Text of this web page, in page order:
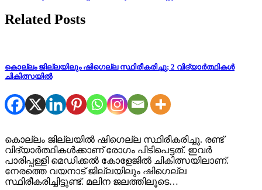
Related Posts
കൊല്ലം ജില്ലയിലും ഷിഗെല്ല സ്ഥിരീകരിച്ചു; 2 വിദ്യാർത്ഥികൾ
ചികിത്സയിൽ
കൊല്ലം ജില്ലയിൽ ഷി​ഗെല്ല സ്ഥിരീകരിച്ചു. രണ്ട്
വിദ്യാർത്ഥികൾക്കാണ് രോഗം പിടിപെട്ടത്. ഇവർ
പാരിപ്പള്ളി മെഡിക്കൽ കോളേജിൽ ചികിത്സയിലാണ്.
നേരത്തെ വയനാട് ജില്ലയിലും ഷി​ഗെല്ല
സ്ഥിരീകരിച്ചിട്ടുണ്ട്. മലിന ജലത്തിലൂടെ…